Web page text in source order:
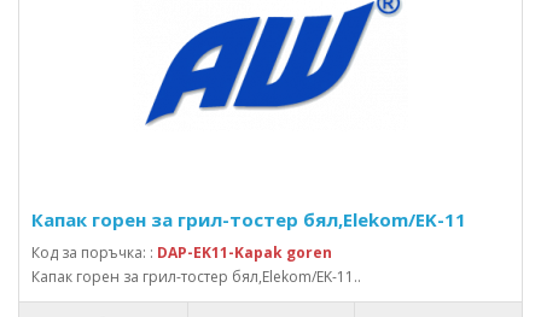
Капак горен за грил-тостер бял,Elekom/EK-11
Код за поръчка: : DAP-EK11-Kapak goren
Капак горен за грил-тостер бял,Elekom/EK-11..